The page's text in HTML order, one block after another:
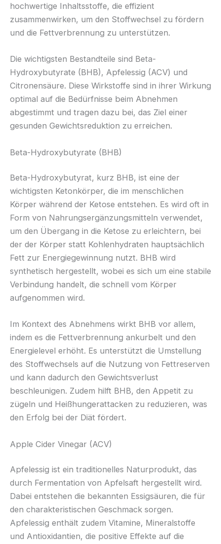
hochwertige Inhaltsstoffe, die effizient
zusammenwirken, um den Stoffwechsel zu fördern
und die Fettverbrennung zu unterstützen.
Die wichtigsten Bestandteile sind Beta-
Hydroxybutyrate (BHB), Apfelessig (ACV) und
Citronensäure. Diese Wirkstoffe sind in ihrer Wirkung
optimal auf die Bedürfnisse beim Abnehmen
abgestimmt und tragen dazu bei, das Ziel einer
gesunden Gewichtsreduktion zu erreichen.
Beta-Hydroxybutyrate (BHB)
Beta-Hydroxybutyrat, kurz BHB, ist eine der
wichtigsten Ketonkörper, die im menschlichen
Körper während der Ketose entstehen. Es wird oft in
Form von Nahrungsergänzungsmitteln verwendet,
um den Übergang in die Ketose zu erleichtern, bei
der der Körper statt Kohlenhydraten hauptsächlich
Fett zur Energiegewinnung nutzt. BHB wird
synthetisch hergestellt, wobei es sich um eine stabile
Verbindung handelt, die schnell vom Körper
aufgenommen wird.
Im Kontext des Abnehmens wirkt BHB vor allem,
indem es die Fettverbrennung ankurbelt und den
Energielevel erhöht. Es unterstützt die Umstellung
des Stoffwechsels auf die Nutzung von Fettreserven
und kann dadurch den Gewichtsverlust
beschleunigen. Zudem hilft BHB, den Appetit zu
zügeln und Heißhungerattacken zu reduzieren, was
den Erfolg bei der Diät fördert.
Apple Cider Vinegar (ACV)
Apfelessig ist ein traditionelles Naturprodukt, das
durch Fermentation von Apfelsaft hergestellt wird.
Dabei entstehen die bekannten Essigsäuren, die für
den charakteristischen Geschmack sorgen.
Apfelessig enthält zudem Vitamine, Mineralstoffe
und Antioxidantien, die positive Effekte auf die